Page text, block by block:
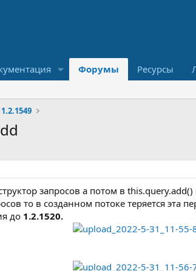
Форумы Ресурсы
1.2.1549
запросов а потом в
то в созданном потоке теряется эта
до 1.2.1520.